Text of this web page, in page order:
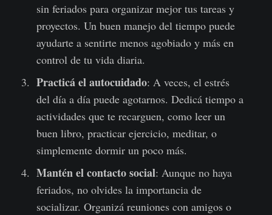
sin feriados para organizar mejor tus tareas y
proyectos. Un buen manejo del tiempo puede
ayudarte a sentirte menos agobiado y más en
control de tu vida diaria.
Practicá el autocuidado: A veces, el estrés
del día a día puede agotarnos. Dedicá tiempo a
actividades que te recarguen, como leer un
buen libro, practicar ejercicio, meditar, o
simplemente dormir un poco más.
Mantén el contacto social: Aunque no haya
feriados, no olvides la importancia de
socializar. Organizá reuniones con amigos o